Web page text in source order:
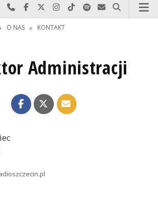
Najlepiej po prostu do nas zadzwoń
Odwiedź nas na Facebook-u
Odwiedź nas na X
Odwiedź nas na Instagram-ie
Odwiedź nas na TikTok-u
Szukaj nas na Spotify
Wyślij do nas
Szukaj
O NAS » KONTAKT
Administracji